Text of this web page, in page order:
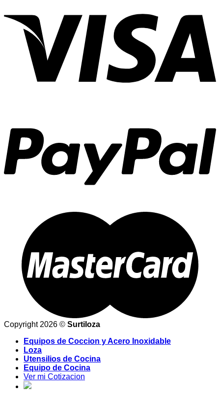
Copyright 2026 © Surtiloza
Equipos de Coccion y Acero Inoxidable
Loza
Utensilios de Cocina
Equipo de Cocina
Ver mi Cotizacion